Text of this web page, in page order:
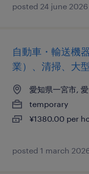
posted 24 june 2026
自動車・輸送機
業）、清掃、大
愛知県一宮市,
temporary
¥1380.00 per
posted 1 march